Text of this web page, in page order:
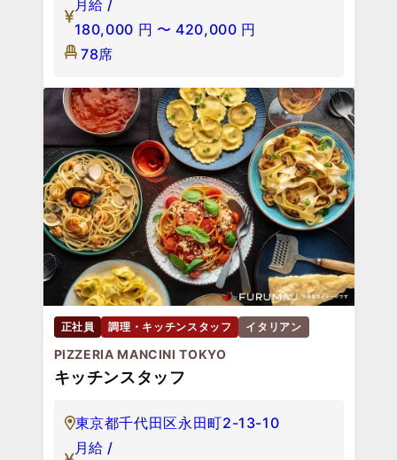
月給 /
180,000 円 〜 420,000 円
78席
正社員 調理・キッチンスタッフ イタリアン
PIZZERIA MANCINI TOKYO
キッチンスタッフ
東京都千代田区永田町2-13-10
月給 /